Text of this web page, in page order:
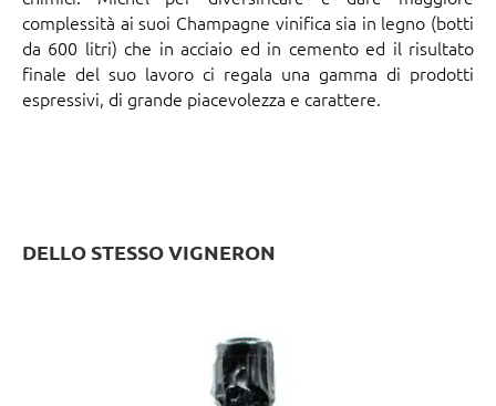
complessità ai suoi Champagne vinifica sia in legno (botti
da 600 litri) che in acciaio ed in cemento ed il risultato
finale del suo lavoro ci regala una gamma di prodotti
espressivi, di grande piacevolezza e carattere.
DELLO STESSO VIGNERON